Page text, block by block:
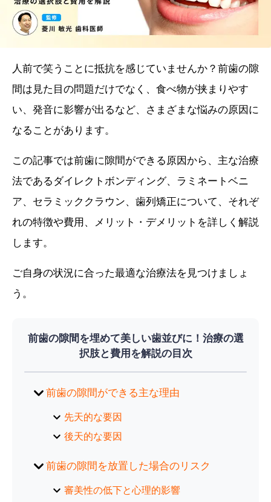
人前で笑うことに抵抗を感じていませんか？前歯の隙
間は見た目の問題だけでなく、食べ物が挟まりやす
い、発音に影響が出るなど、さまざまな悩みの原因に
なることがあります。
この記事では前歯に隙間ができる原因から、主な治療
法であるダイレクトボンディング、ラミネートベニ
ア、セラミッククラウン、歯列矯正について、それぞ
れの特徴や費用、メリット・デメリットを詳しく解説
します。
ご自身の状況に合った最適な治療法を見つけましょ
う。
前歯の隙間を埋めて美しい歯並びに！治療の選
択肢と費用を解説の目次
前歯の隙間ができる主な理由
先天的な要因
後天的な要因
前歯の隙間を放置した場合のリスク
審美性の低下と心理的影響